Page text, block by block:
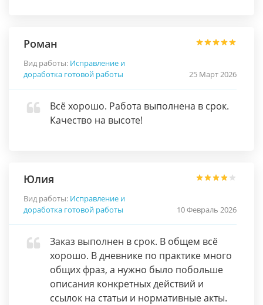
Роман
Вид работы: Исправление и
доработка готовой работы
25 Март 2026
Всё хорошо. Работа выполнена в срок.
Качество на высоте!
Юлия
Вид работы: Исправление и
доработка готовой работы
10 Февраль 2026
Заказ выполнен в срок. В общем всё
хорошо. В дневнике по практике много
общих фраз, а нужно было побольше
описания конкретных действий и
ссылок на статьи и нормативные акты.